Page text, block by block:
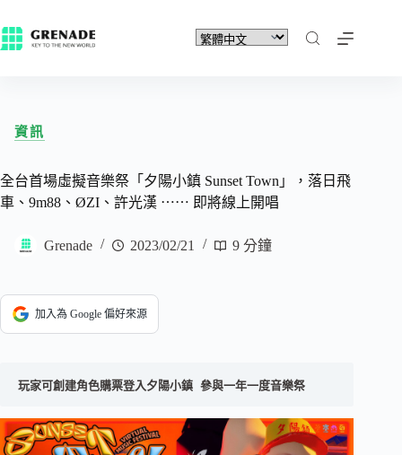
資訊
全台首場虛擬音樂祭「夕陽小鎮 Sunset Town」，落日飛
車、9m88、ØZI、許光漢 ⋯⋯ 即將線上開唱
Grenade 2023/02/21 9 分鐘
加入為 Google 偏好來源
玩家可創建角色購票登入夕陽小鎮 參與一年一度音樂祭